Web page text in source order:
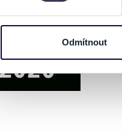
informace o vašem zařízení
osobní údaje. Získané
můžete kdykoliv změnit v
Odmítnout